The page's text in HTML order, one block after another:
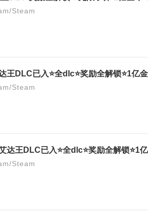
Steam
王DLC已入⭐全dlc⭐奖励全解锁⭐1亿
Steam
达王DLC已入⭐全dlc⭐奖励全解锁⭐1
Steam